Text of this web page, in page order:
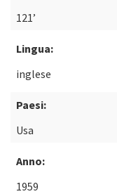
121’
Lingua:
inglese
Paesi:
Usa
Anno:
1959